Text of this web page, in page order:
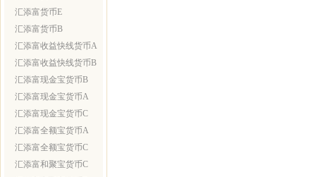
汇添富货币E
汇添富货币B
汇添富收益快线货币A
汇添富收益快线货币B
汇添富现金宝货币B
汇添富现金宝货币A
汇添富现金宝货币C
汇添富全额宝货币A
汇添富全额宝货币C
汇添富和聚宝货币C